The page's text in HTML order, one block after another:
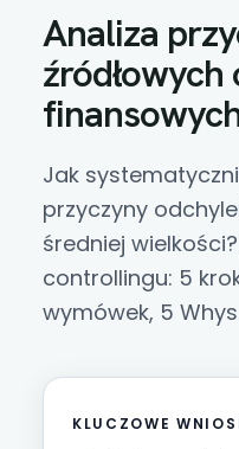
Analiza
Jak
przyczyny
średniej
controllingu: 5
wymówek, 5
KLUCZOWE